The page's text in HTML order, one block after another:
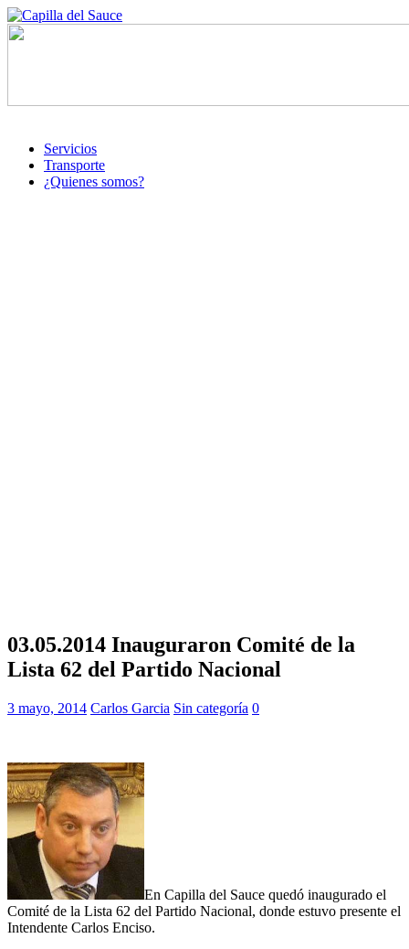
Servicios
Transporte
¿Quienes somos?
03.05.2014 Inauguraron Comité de la
Lista 62 del Partido Nacional
3 mayo, 2014 Carlos Garcia Sin categoría 0
En Capilla del Sauce quedó inaugurado el
Comité de la Lista 62 del Partido Nacional, donde estuvo presente el
Intendente Carlos Enciso.